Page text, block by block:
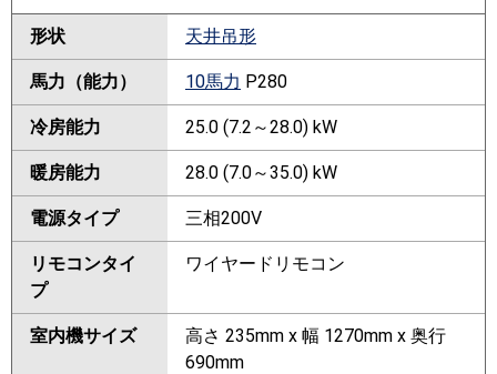
形状 天井吊形
馬力（能力） 10馬力 P280
冷房能力 25.0 (7.2～28.0) kW
暖房能力 28.0 (7.0～35.0) kW
電源タイプ 三相200V
リモコンタイ
プ
ワイヤードリモコン
室内機サイズ
高さ 235mm x 幅 1270mm x 奥行
690mm